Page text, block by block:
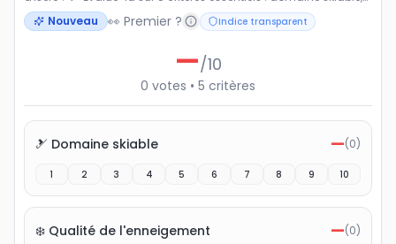
enneigement, infrastructures, rapport qualité prix et expérience
globale. Que tu sois amateur de poudreuse ❄️, fan d'après-ski 🍷
découvre la note moyenne attribuée par la communauté pour
comparer les meilleures stations de ski 🏔️
Nouveau 👀 Premier ? Indice transparent
—/10
0 votes • 5 critères
🎿 Domaine skiable —(0)
1 2 3 4 5 6 7 8 9 10
❄️ Qualité de l'enneigement —(0)